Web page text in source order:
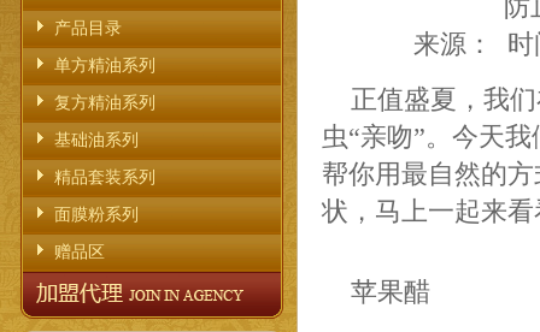
产品目录
单方精油系列
复方精油系列
基础油系列
精品套装系列
面膜粉系列
赠品区
来源： 时
正值盛夏，我
虫“亲吻”。今天
帮你用最自然的
状，马上一起来
苹果醋